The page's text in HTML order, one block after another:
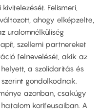
Felismeri,
ahogy elképzelte,
uralomnélküliség
szellemi partnereket
felnevelését, akik az
a szolidaritás és
gondolkodnak.
azonban, csakúgy
korifeusaiban. A